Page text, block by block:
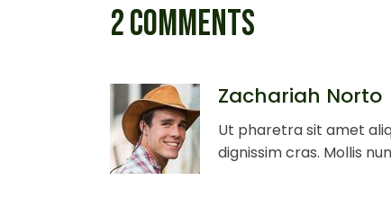
2 COMMENTS
Zachariah Norto
Ut pharetra sit amet
dignissim cras. Mollis